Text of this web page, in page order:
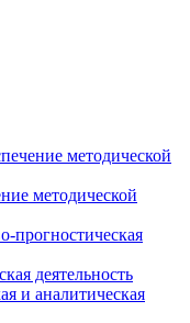
методической
методической
прогностическая
деятельность
и аналитическая